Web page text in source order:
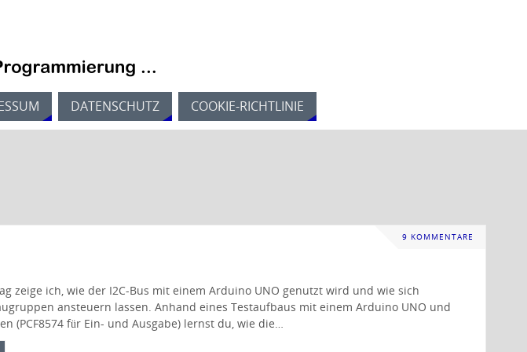
DATENSCHUTZ COOKIE-RICHTLINIE
9 KOMMENTARE
zeige ich, wie der I2C‑Bus mit einem Arduino UNO genutzt wird und wie sich
ansteuern lassen. Anhand eines Testaufbaus mit einem Arduino UNO und
(PCF8574 für Ein‑ und Ausgabe) lernst du, wie die…